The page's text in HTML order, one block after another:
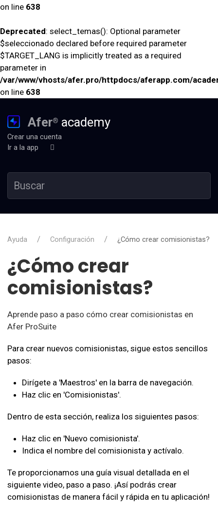
on line 638
Deprecated: select_temas(): Optional parameter
$seleccionado declared before required parameter
$TARGET_LANG is implicitly treated as a required
parameter in
/var/www/vhosts/afer.pro/httpdocs/aferapp.com/
on line 638
Afer® academy
Crear una cuenta
Ir a la app
Ayuda Configuración ¿Cómo crear comisionistas?
¿Cómo crear
comisionistas?
Aprende paso a paso cómo crear comisionistas en
Afer ProSuite
Para crear nuevos comisionistas, sigue estos sencillos
pasos:
Dirígete a 'Maestros' en la barra de navegación.
Haz clic en 'Comisionistas'.
Dentro de esta sección, realiza los siguientes pasos:
Haz clic en 'Nuevo comisionista'.
Indica el nombre del comisionista y actívalo.
Te proporcionamos una guía visual detallada en el
siguiente video, paso a paso. ¡Así podrás crear
comisionistas de manera fácil y rápida en tu aplicación!